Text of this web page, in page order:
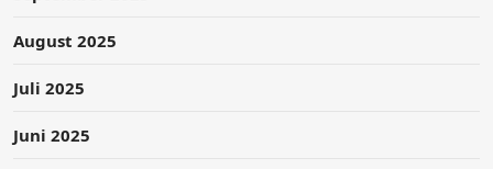
August 2025
Juli 2025
Juni 2025